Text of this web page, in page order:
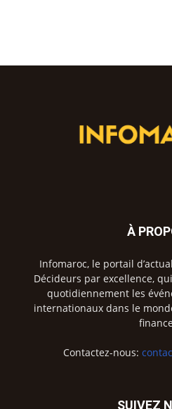
À
Infomaroc, le portail
Décideurs par excellence,
quotidiennement les
internationaux dans le
Contactez-nous:
SUIVEZ